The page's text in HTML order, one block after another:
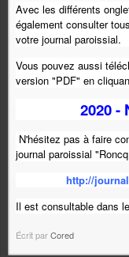
Avec les différents
également consulter
votre journal paroissial.
Vous pouvez aussi
version "PDF" en
2020 -
N'hésitez pas à faire
journal paroissial
http://
Il est consultable dans
Écrit parCored